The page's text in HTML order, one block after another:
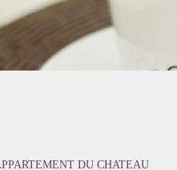
DU CHATEAU